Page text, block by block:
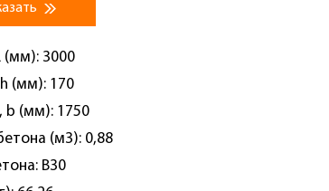
(мм): 3000
(мм): 170
b (мм): 1750
(м3): 0,88
B30